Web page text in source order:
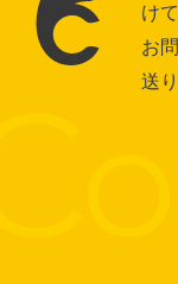
け
お
送